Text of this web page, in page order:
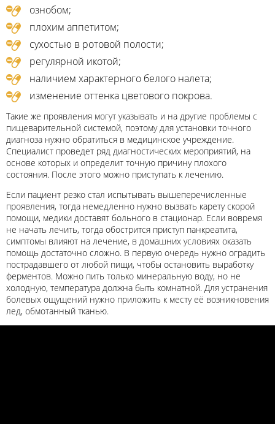
ознобом;
плохим аппетитом;
сухостью в ротовой полости;
регулярной икотой;
наличием характерного белого налета;
изменение оттенка цветового покрова.
Такие же проявления могут указывать и на другие проблемы с
пищеварительной системой, поэтому для установки точного
диагноза нужно обратиться в медицинское учреждение.
Специалист проведет ряд диагностических мероприятий, на
основе которых и определит точную причину плохого
состояния. После этого можно приступать к лечению.
Если пациент резко стал испытывать вышеперечисленные
проявления, тогда немедленно нужно вызвать карету скорой
помощи, медики доставят больного в стационар. Если вовремя
не начать лечить, тогда обострится приступ панкреатита,
симптомы влияют на лечение, в домашних условиях оказать
помощь достаточно сложно. В первую очередь нужно оградить
пострадавшего от любой пищи, чтобы остановить выработку
ферментов. Можно пить только минеральную воду, но не
холодную, температура должна быть комнатной. Для устранения
болевых ощущений нужно приложить к месту её возникновения
лед, обмотанный тканью.